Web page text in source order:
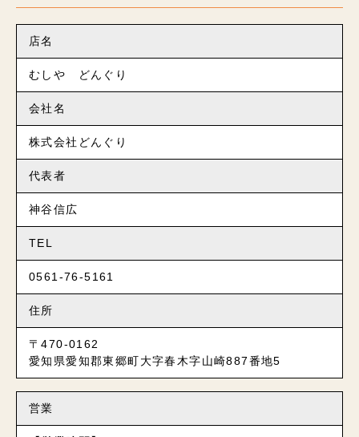
店名
むしや どんぐり
会社名
株式会社どんぐり
代表者
神谷信広
TEL
0561-76-5161
住所
〒470-0162
愛知県愛知郡東郷町大字春木字山崎887番地5
営業